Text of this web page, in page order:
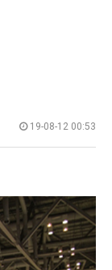
19-08-12 00:53